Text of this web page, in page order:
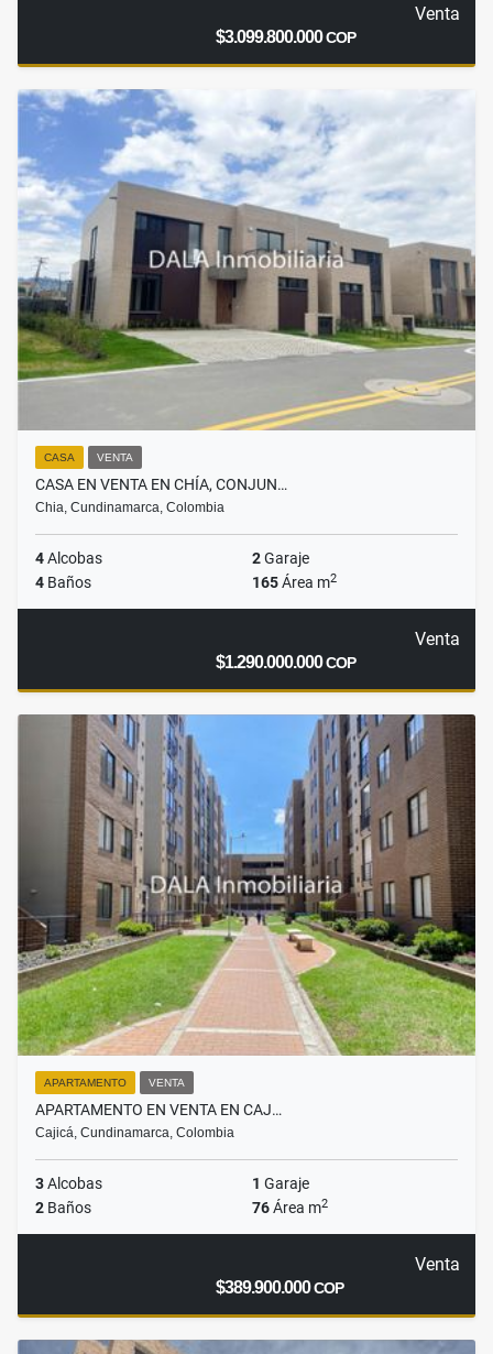
Venta
$3.099.800.000COP
CASA VENTA
CASA EN VENTA EN CHÍA, CONJUN…
Chia, Cundinamarca, Colombia
4Alcobas 2Garaje
4 Baños 165Área m2
Venta
$1.290.000.000COP
APARTAMENTO VENTA
APARTAMENTO EN VENTA EN CAJ…
Cajicá, Cundinamarca, Colombia
3Alcobas 1 Garaje
2 Baños 76Área m2
Venta
$389.900.000COP